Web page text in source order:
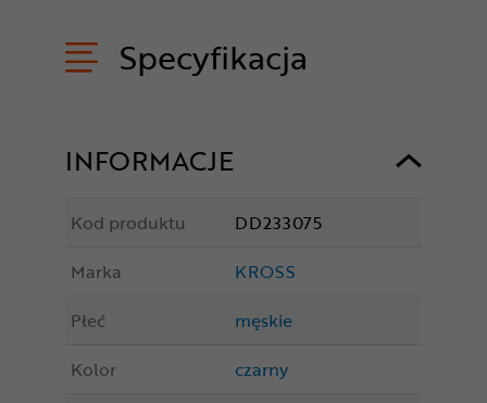
Specyfikacja
INFORMACJE
Kod produktu
DD233075
Marka
KROSS
Płeć
męskie
Kolor
czarny